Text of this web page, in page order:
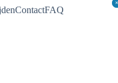
ContactFAQ
×
×